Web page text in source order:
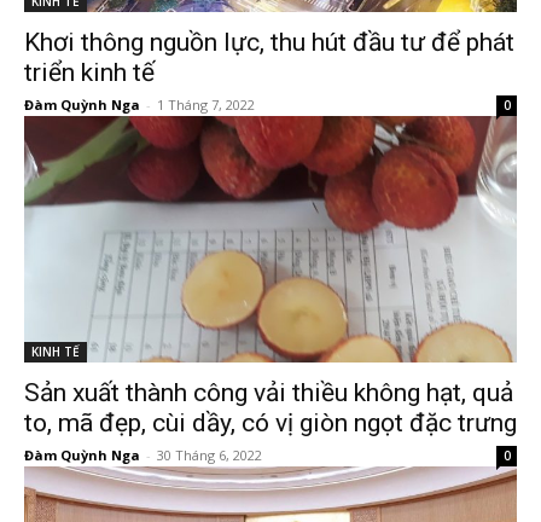
Khơi thông nguồn lực, thu hút đầu tư để phát
triển kinh tế
Đàm Quỳnh Nga - 1 Tháng 7, 2022 0
KINH TẾ
Sản xuất thành công vải thiều không hạt, quả
to, mã đẹp, cùi dầy, có vị giòn ngọt đặc trưng
Đàm Quỳnh Nga - 30 Tháng 6, 2022 0